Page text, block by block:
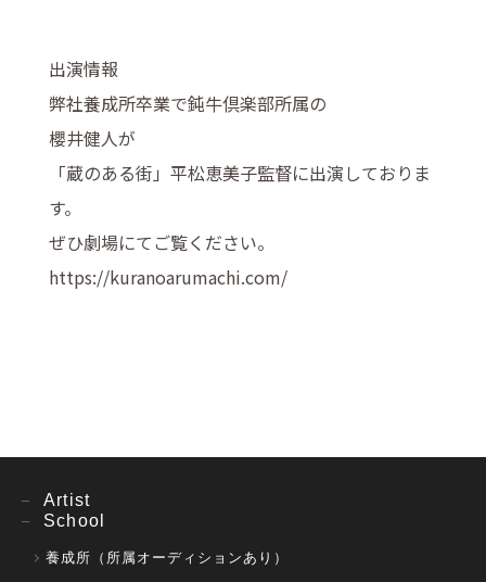
出演情報
弊社養成所卒業で鈍牛倶楽部所属の
櫻井健人が
「蔵のある街」平松恵美子監督に出演しておりま
す。
ぜひ劇場にてご覧ください。
https://kuranoarumachi.com/
Artist
School
養成所（所属オーディションあり）